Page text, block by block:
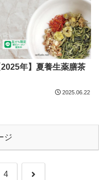
2025年】夏養生薬膳茶
2025.06.22
ジ
4 次